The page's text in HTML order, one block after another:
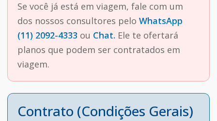
Se você já está em viagem, fale com um
dos nossos consultores pelo WhatsApp
(11) 2092-4333 ou Chat. Ele te ofertará
planos que podem ser contratados em
viagem.
Contrato (Condições Gerais)